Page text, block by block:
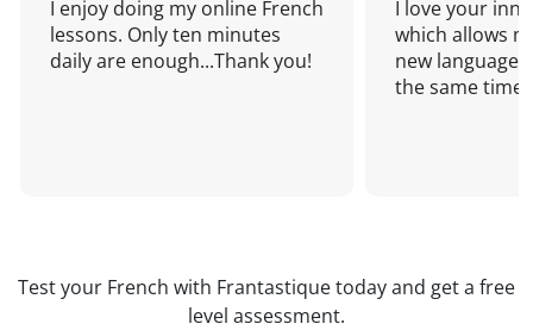
I enjoy doing my online French
lessons. Only ten minutes
daily are enough...Thank you!
I love your
which allows
new language
the same time!
Test your French with Frantastique today and get a free
level assessment.